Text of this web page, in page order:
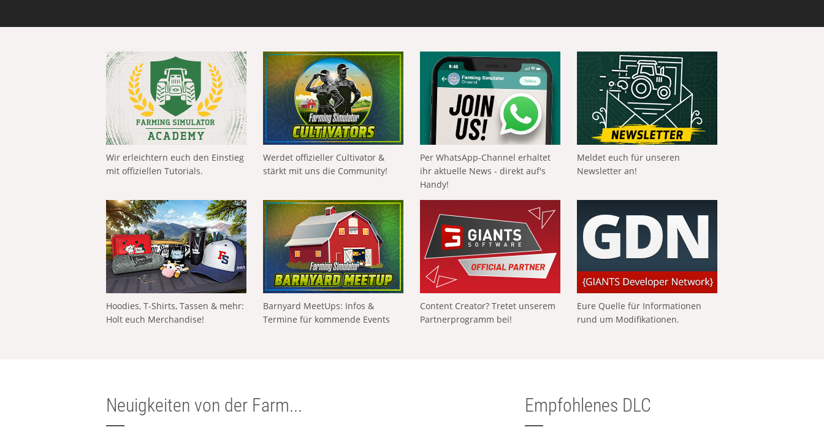
Wir erleichtern euch den Einstieg
mit offiziellen Tutorials.
Werdet offizieller Cultivator &
stärkt mit uns die Community!
Per WhatsApp-Channel erhaltet
ihr aktuelle News - direkt auf's
Handy!
Meldet euch für unseren
Newsletter an!
Hoodies, T-Shirts, Tassen & mehr:
Holt euch Merchandise!
Barnyard MeetUps: Infos &
Termine für kommende Events
Content Creator? Tretet unserem
Partnerprogramm bei!
Eure Quelle für Informationen
rund um Modifikationen.
Neuigkeiten von der Farm... Empfohlenes DLC